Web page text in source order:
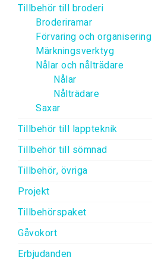
Tillbehör till broderi
Broderiramar
Förvaring och organisering
Märkningsverktyg
Nålar och nålträdare
Nålar
Nålträdare
Saxar
Tillbehör till lappteknik
Tillbehör till sömnad
Tillbehör, övriga
Projekt
Tillbehörspaket
Gåvokort
Erbjudanden